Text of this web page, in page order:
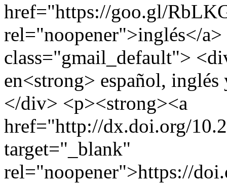
href="https://goo.gl/
rel="noopener">inglés</
class="gmail_default">
en<strong> español,
</div> <p><strong><a
href="http://dx.doi.org/
target="_blank"
rel="noopener">https://